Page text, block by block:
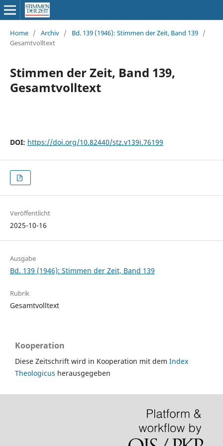
Home / Archiv / Bd. 139 (1946): Stimmen der Zeit, Band 139 /
Gesamtvolltext
Stimmen der Zeit, Band 139,
Gesamtvolltext
DOI: https://doi.org/10.82440/stz.v139i.76199
Veröffentlicht
2025-10-16
Ausgabe
Bd. 139 (1946): Stimmen der Zeit, Band 139
Rubrik
Gesamtvolltext
Kooperation
Diese Zeitschrift wird in Kooperation mit dem Index
Theologicus herausgegeben